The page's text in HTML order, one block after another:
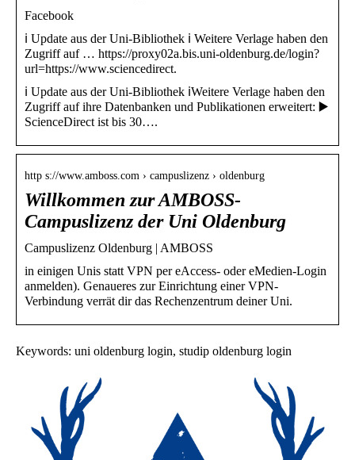
Facebook
ℹ️ Update aus der Uni-Bibliothek ℹ️ Weitere Verlage haben den
Zugriff auf … https://proxy02a.bis.uni-oldenburg.de/login?
url=https://www.sciencedirect.
ℹ️ Update aus der Uni-Bibliothek ℹ️Weitere Verlage haben den
Zugriff auf ihre Datenbanken und Publikationen erweitert: ▶️
ScienceDirect ist bis 30….
http s://www.amboss.com › campuslizenz › oldenburg
Willkommen zur AMBOSS-
Campuslizenz der Uni Oldenburg
Campuslizenz Oldenburg | AMBOSS
in einigen Unis statt VPN per eAccess- oder eMedien-Login
anmelden). Genaueres zur Einrichtung einer VPN-
Verbindung verrät dir das Rechenzentrum deiner Uni.
Keywords: uni oldenburg login, studip oldenburg login